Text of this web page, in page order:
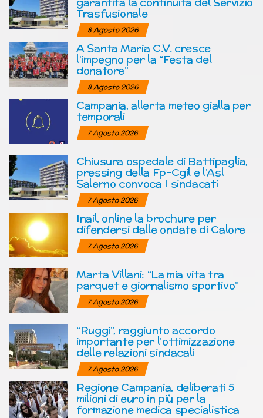
Trasfusionale
8 Agosto 2026
A Santa Maria C.V. cresce
l’impegno per la “Festa del
donatore”
8 Agosto 2026
Campania, allerta meteo gialla per
temporali
7 Agosto 2026
Chiusura ospedale di Battipaglia,
pressing della Fp-Cgil e l’Asl
Salerno convoca I sindacati
7 Agosto 2026
Inail, online la brochure per
difendersi dalle ondate di Calore
7 Agosto 2026
Marta Villani: “La mia vita tra
parquet e giornalismo sportivo”
7 Agosto 2026
“Ruggi”, raggiunto accordo
importante per l’ottimizzazione
delle relazioni sindacali
7 Agosto 2026
Regione Campania, deliberati 5
milioni di euro in più per la
formazione medica specialistica